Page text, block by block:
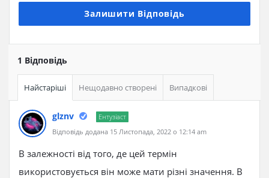
Залишити Відповідь
1 Відповідь
Найстаріші Нещодавно створені Випадкові
glznv
Ентузіаст
Відповідь додана 15 Листопада, 2022 о 12:14 am
В залежності від того, де цей термін
використовується він може мати різні значення. В